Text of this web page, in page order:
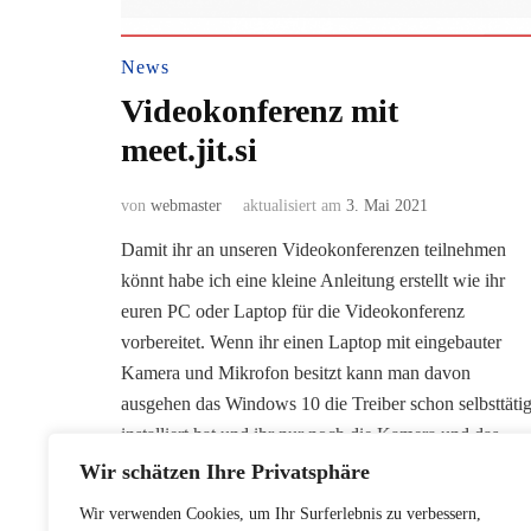
Wir schätzen Ihre Privatsphäre
Wir verwenden Cookies, um Ihr Surferlebnis zu verbessern,
News
Videokonferenz mit
meet.jit.si
von webmaster aktualisiert am 3. Mai 2021
Damit ihr an unseren Videokonferenzen teilnehmen
könnt habe ich eine kleine Anleitung erstellt wie ihr
euren PC oder Laptop für die Videokonferenz
vorbereitet. Wenn ihr einen Laptop mit eingebauter
Kamera und Mikrofon besitzt kann man davon
ausgehen das Windows 10 die Treiber schon selbsttätig
installiert hat und ihr nur noch die Kamera und das
Mikrofon …